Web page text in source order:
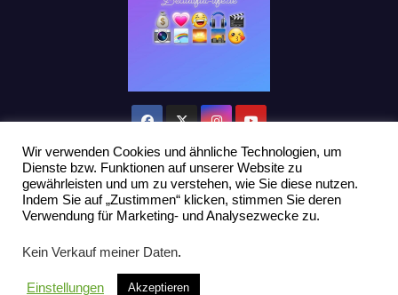
Stolz präsentiert von WordPress|Theme: Newsup vonThemeansar
Home Datenschutzerklärung
Toplisten:
Wir verwenden Cookies und ähnliche Technologien, um
Dienste bzw. Funktionen auf unserer Website zu
gewährleisten und um zu verstehen, wie Sie diese nutzen.
Indem Sie auf „Zustimmen“ klicken, stimmen Sie deren
Verwendung für Marketing- und Analysezwecke zu.
Kein Verkauf meiner Daten.
Einstellungen Akzeptieren